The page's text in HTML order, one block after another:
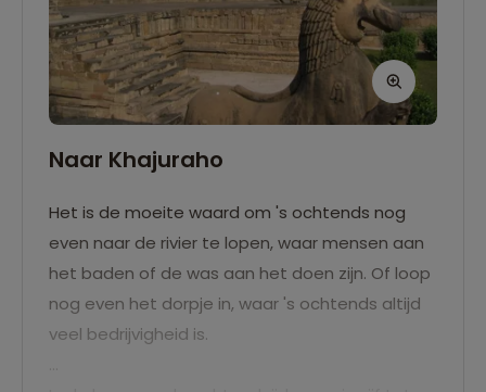
Naar Khajuraho
Het is de moeite waard om 's ochtends nog
even naar de rivier te lopen, waar mensen aan
het baden of de was aan het doen zijn. Of loop
nog even het dorpje in, waar 's ochtends altijd
veel bedrijvigheid is.